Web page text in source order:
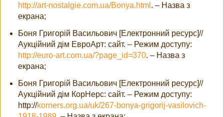
http://art-nostalgie.com.ua/Bonya.html . – Назва з
екрана;
Боня Григорій Васильович [Електронний ресурс]//
Аукційний дім ЕвроАрт: сайт. – Режим доступу:
http://euro-art.com.ua/?page_id=370. – Назва з
екрана;
Боня Григорій Васильович [Електронний ресурс]//
Аукційний дім КорНерс: сайт. – Режим доступу:
http://korners.org.ua/uk/267-bonya-grigorij-vasilovich-